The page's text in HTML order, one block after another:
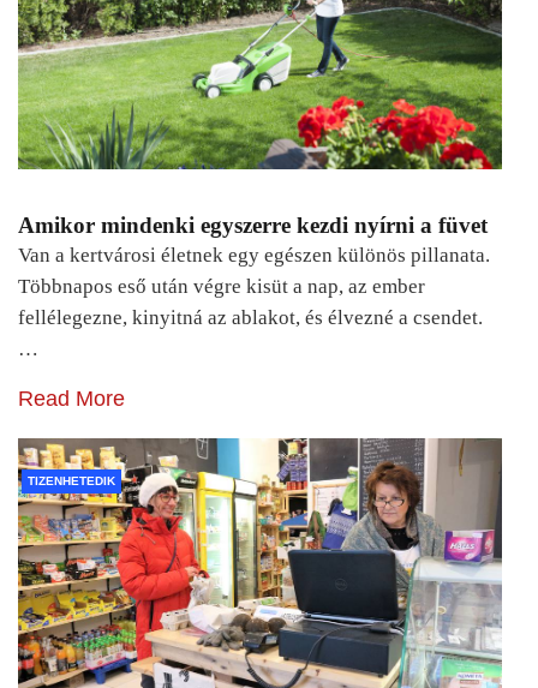
Amikor mindenki egyszerre kezdi nyírni a füvet
Van a kertvárosi életnek egy egészen különös pillanata.
Többnapos eső után végre kisüt a nap, az ember
fellélegezne, kinyitná az ablakot, és élvezné a csendet.
…
Read More
TIZENHETEDIK